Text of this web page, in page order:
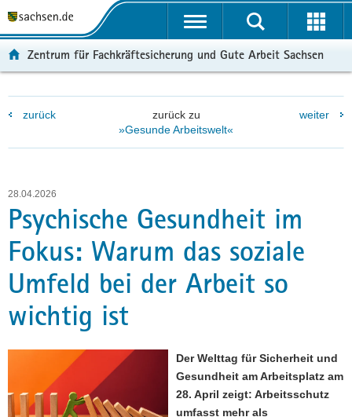
t
l
e
g
r
i
n
d
N
t
l
v
g
a
i
p
i
a
t
t
r
e
e
i
h
Zentrum für Fachkräftesicherung und Gute Arbeit Sachsen
zurück
zurück zu
»Gesunde Arbeitswelt«
weiter
28.04.2026
Psychische Gesundheit im
Fokus: Warum das soziale
Umfeld bei der Arbeit so
wichtig ist
Der Welttag für Sicherheit und
Gesundheit am Arbeitsplatz am
28. April zeigt: Arbeitsschutz
umfasst mehr als